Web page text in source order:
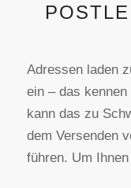
Adressen laden
ein – das
kann das zu
dem Versenden
führen. Um